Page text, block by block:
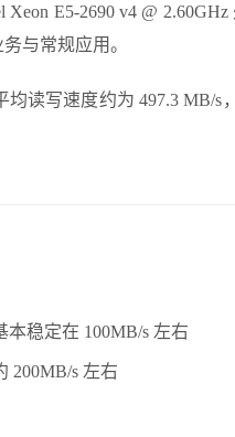
E5-2690 v4 @
与常规应用。
均读写速度约为 497.3 MB/
本稳定在 100MB/s 左右
200MB/s 左右